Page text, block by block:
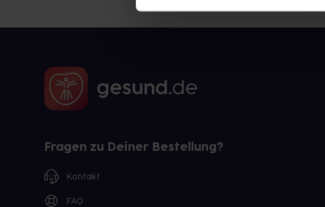
Fragen zu Deiner Bestellung?
Kontakt
FAQ